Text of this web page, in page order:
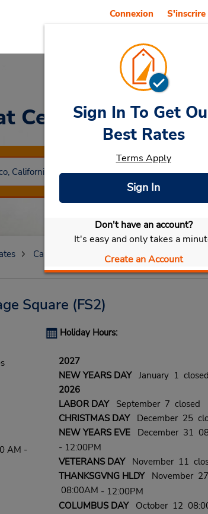
Connexion S'inscrire
Centre
Sélectionner ma voiture
Sign In To Get
Best Rates
Terms Apply
Sign In
Don't have an account?
It's easy and only takes a
Create an Account
California San Francisco Centre
Square (FS2)
AM -
Holiday Hours:
2027
NEW YEARS DAYJanuary 1 closed
2026
LABOR DAYSeptember 7 closed
CHRISTMAS DAYDecember 25
NEW YEARS EVEDecember 31
- 12:00PM
VETERANS DAYNovember 11
THANKSGVNG HLDYNovember 27
08:00AM - 12:00PM
COLUMBUS DAYOctober 12